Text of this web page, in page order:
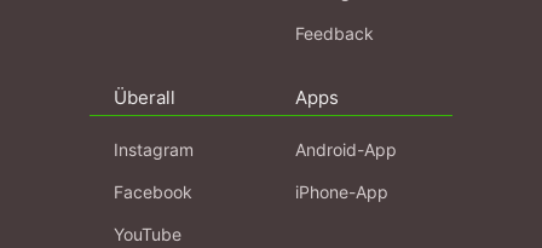
Feedback
Überall
Instagram
Facebook
YouTube
Apps
Android-App
iPhone-App